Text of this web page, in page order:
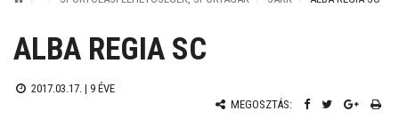
ALBA REGIA SC
2017.03.17. | 9 ÉVE
MEGOSZTÁS: